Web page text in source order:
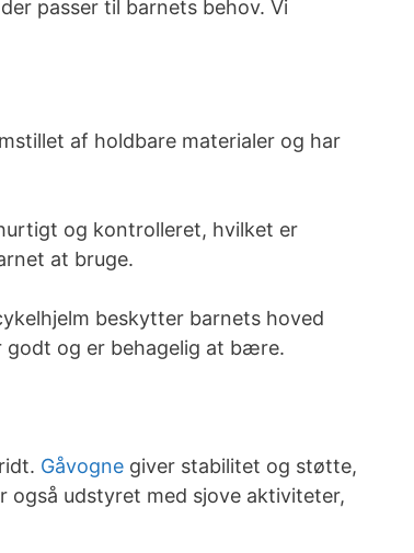
passer til barnets behov. Vi
af holdbare materialer og har
og kontrolleret, hvilket er
at bruge.
beskytter barnets hoved
godt og er behagelig at bære.
Gåvogne giver stabilitet og støtte,
udstyret med sjove aktiviteter,